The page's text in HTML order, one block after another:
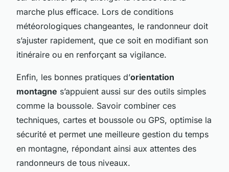
marche plus efficace. Lors de conditions
météorologiques changeantes, le randonneur doit
s’ajuster rapidement, que ce soit en modifiant son
itinéraire ou en renforçant sa vigilance.
Enfin, les bonnes pratiques d’orientation
montagne s’appuient aussi sur des outils simples
comme la boussole. Savoir combiner ces
techniques, cartes et boussole ou GPS, optimise la
sécurité et permet une meilleure gestion du temps
en montagne, répondant ainsi aux attentes des
randonneurs de tous niveaux.